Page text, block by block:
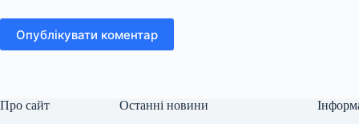
Опублікувати коментар
Про сайт Останні новини